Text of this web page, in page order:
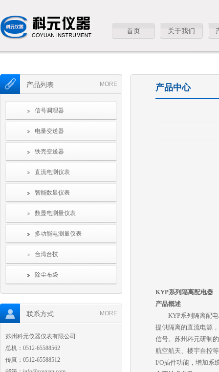
首页 关于我们
MORE
产品列表
信号调理器
电量变送器
铁壳变送器
直流电测仪表
智能数显仪表
数显电测量仪表
多功能电测量仪表
台湾台技
除尘布袋
MORE
联系方式
苏州科元仪器仪表有限公司
总机：0512-65588562
传真：0512-65588512
产品中心
KYP系列隔离配电器
产品概述
KYP系列隔离配电
提供隔离的直流电源
信号。苏州科元研制
航空航天、楼宇自控
I/O插件功能，增加系